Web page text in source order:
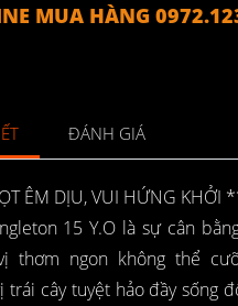
MUA HÀNG
ĐÁNH GIÁ
ÊM DỊU, VUI HỨNG KHỞI
15 Y.O là sự cân
thơm ngon không thể
trái cây tuyệt hảo đầy sống